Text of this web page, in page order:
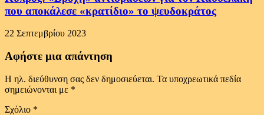
που αποκάλεσε «κρατίδιο» το ψευδοκράτος
22 Σεπτεμβρίου 2023
Αφήστε μια απάντηση
Η ηλ. διεύθυνση σας δεν δημοσιεύεται. Τα υποχρεωτικά πεδία
σημειώνονται με *
Σχόλιο *